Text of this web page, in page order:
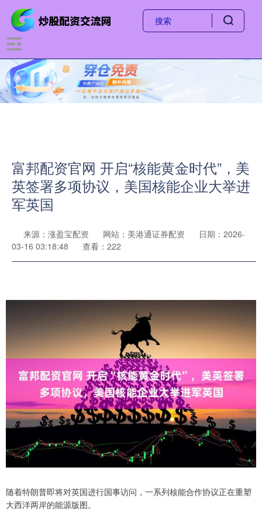
富邦配资官网 开启“核能黄金时代”，美
英签署多项协议，美国核能企业大举进
军英国
来源：涨盈宝配资 网站：美港通证券配资
日期：2026-
03-16 03:18:48
查看：222
随着特朗普即将对英国进行国事访问，一系列核能合作协议正在重塑
大西洋两岸的能源版图。